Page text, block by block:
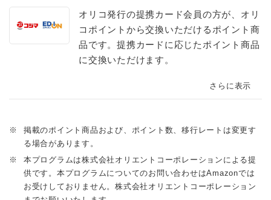
オリコ発行の提携カード会員の方が、オリ
コポイントから交換いただけるポイント商
品です。提携カードに応じたポイント商品
に交換いただけます。
さらに表示
※
掲載のポイント商品および、ポイント数、移行レートは変更す
る場合があります。
※
本プログラムは株式会社オリエントコーポレーションによる提
供です。本プログラムについてのお問い合わせはAmazonでは
お受けしておりません。株式会社オリエントコーポレーション